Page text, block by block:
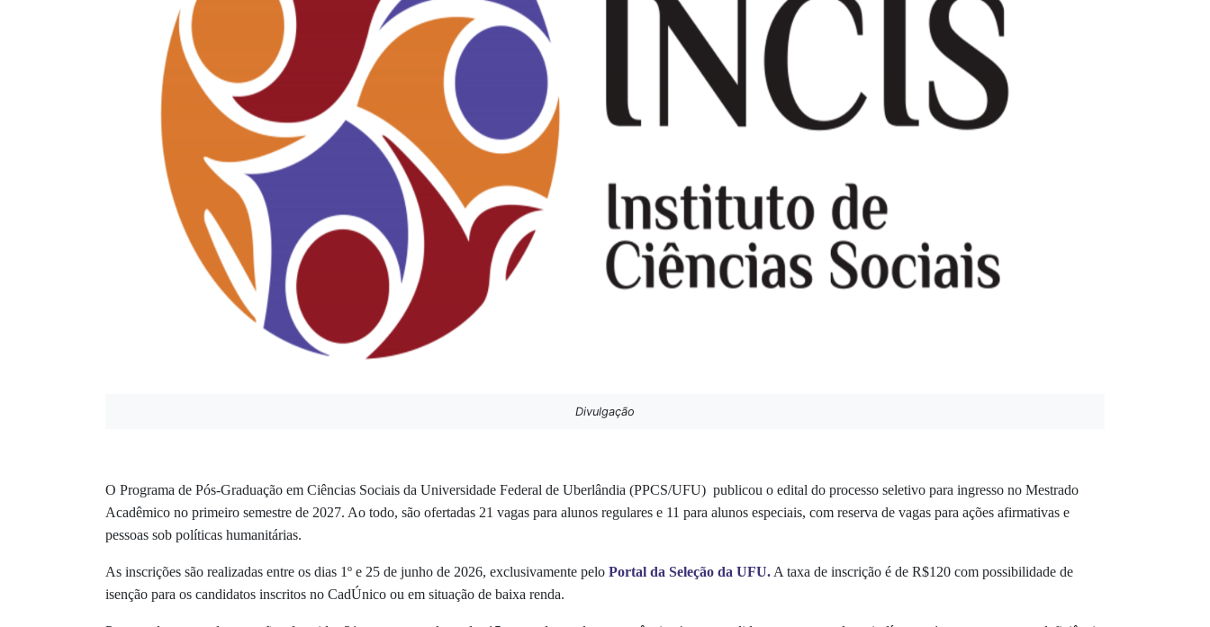
Divulgação
O Programa de Pós-Graduação em Ciências Sociais da Universidade Federal de Uberlândia (PPCS/UFU) publicou o edital do processo seletivo para ingresso no Mestrado
Acadêmico no primeiro semestre de 2027. Ao todo, são ofertadas 21 vagas para alunos regulares e 11 para alunos especiais, com reserva de vagas para ações afirmativas e
pessoas sob políticas humanitárias.
As inscrições são realizadas entre os dias 1º e 25 de junho de 2026, exclusivamente pelo Portal da Seleção da UFU. A taxa de inscrição é de R$120 com possibilidade de
isenção para os candidatos inscritos no CadÚnico ou em situação de baixa renda.